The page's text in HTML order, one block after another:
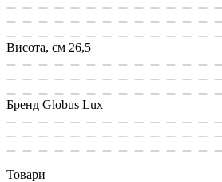
Висота, см 26,5
Бренд Globus Lux
Товари